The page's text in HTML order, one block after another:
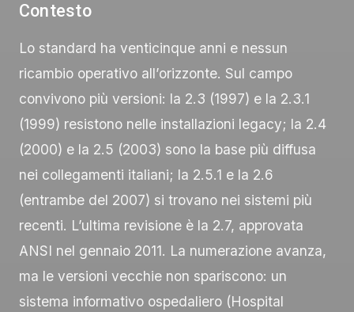
Contesto
Lo standard ha venticinque anni e nessun
ricambio operativo all’orizzonte. Sul campo
convivono più versioni: la 2.3 (1997) e la 2.3.1
(1999) resistono nelle installazioni legacy; la 2.4
(2000) e la 2.5 (2003) sono la base più diffusa
nei collegamenti italiani; la 2.5.1 e la 2.6
(entrambe del 2007) si trovano nei sistemi più
recenti. L’ultima revisione è la 2.7, approvata
ANSI nel gennaio 2011. La numerazione avanza,
ma le versioni vecchie non spariscono: un
sistema informativo ospedaliero (Hospital